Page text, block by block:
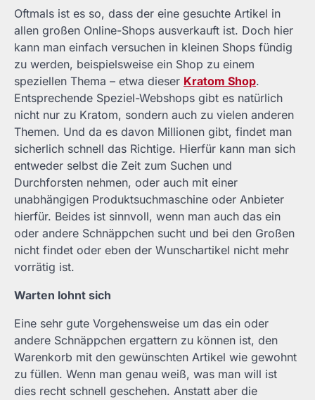
Oftmals ist es so, dass der eine gesuchte Artikel in
allen großen Online-Shops ausverkauft ist. Doch hier
kann man einfach versuchen in kleinen Shops fündig
zu werden, beispielsweise ein Shop zu einem
speziellen Thema – etwa dieser Kratom Shop.
Entsprechende Speziel-Webshops gibt es natürlich
nicht nur zu Kratom, sondern auch zu vielen anderen
Themen. Und da es davon Millionen gibt, findet man
sicherlich schnell das Richtige. Hierfür kann man sich
entweder selbst die Zeit zum Suchen und
Durchforsten nehmen, oder auch mit einer
unabhängigen Produktsuchmaschine oder Anbieter
hierfür. Beides ist sinnvoll, wenn man auch das ein
oder andere Schnäppchen sucht und bei den Großen
nicht findet oder eben der Wunschartikel nicht mehr
vorrätig ist.
Warten lohnt sich
Eine sehr gute Vorgehensweise um das ein oder
andere Schnäppchen ergattern zu können ist, den
Warenkorb mit den gewünschten Artikel wie gewohnt
zu füllen. Wenn man genau weiß, was man will ist
dies recht schnell geschehen. Anstatt aber die